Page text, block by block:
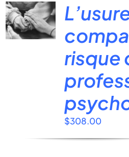
risque
$308.00